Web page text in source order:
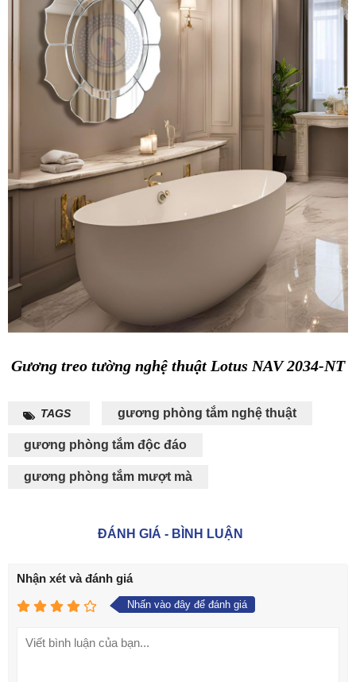
Gương treo tường nghệ thuật Lotus NAV 2034-NT
TAGS gương phòng tắm nghệ thuật
gương phòng tắm độc đáo
gương phòng tắm mượt mà
ĐÁNH GIÁ - BÌNH LUẬN
Nhận xét và đánh giá
Nhấn vào đây để đánh giá